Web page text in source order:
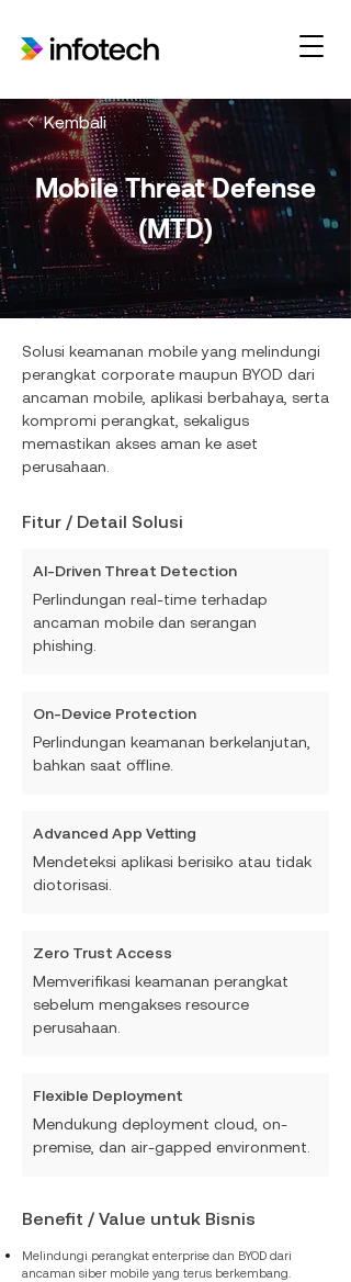
Mobile Threat Defense
(MTD)
Kembali
Solusi keamanan mobile yang melindungi
perangkat corporate maupun BYOD dari
ancaman mobile, aplikasi berbahaya, serta
kompromi perangkat, sekaligus
memastikan akses aman ke aset
perusahaan.
Fitur / Detail Solusi
AI-Driven Threat Detection
Perlindungan real-time terhadap
ancaman mobile dan serangan
phishing.
On-Device Protection
Perlindungan keamanan berkelanjutan,
bahkan saat offline.
Advanced App Vetting
Mendeteksi aplikasi berisiko atau tidak
diotorisasi.
Zero Trust Access
Memverifikasi keamanan perangkat
sebelum mengakses resource
perusahaan.
Flexible Deployment
Mendukung deployment cloud, on-
premise, dan air-gapped environment.
Benefit / Value untuk Bisnis
Melindungi perangkat enterprise dan BYOD dari
ancaman siber mobile yang terus berkembang.